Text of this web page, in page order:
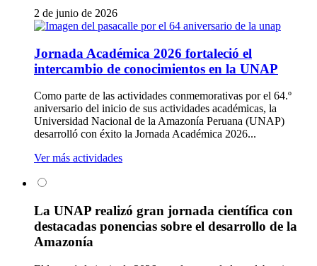
2 de junio de 2026
Jornada Académica 2026 fortaleció el
intercambio de conocimientos en la UNAP
Como parte de las actividades conmemorativas por el 64.º
aniversario del inicio de sus actividades académicas, la
Universidad Nacional de la Amazonía Peruana (UNAP)
desarrolló con éxito la Jornada Académica 2026...
Ver más actividades
La UNAP realizó gran jornada científica con
destacadas ponencias sobre el desarrollo de la
Amazonía